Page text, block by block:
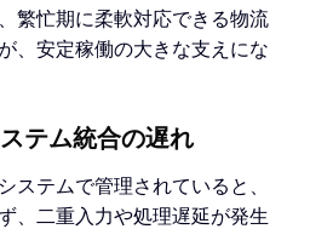
繁忙期に柔軟対応できる物流
、安定稼働の大きな支えにな
テム統合の遅れ
ステムで管理されていると、
、二重入力や処理遅延が発生